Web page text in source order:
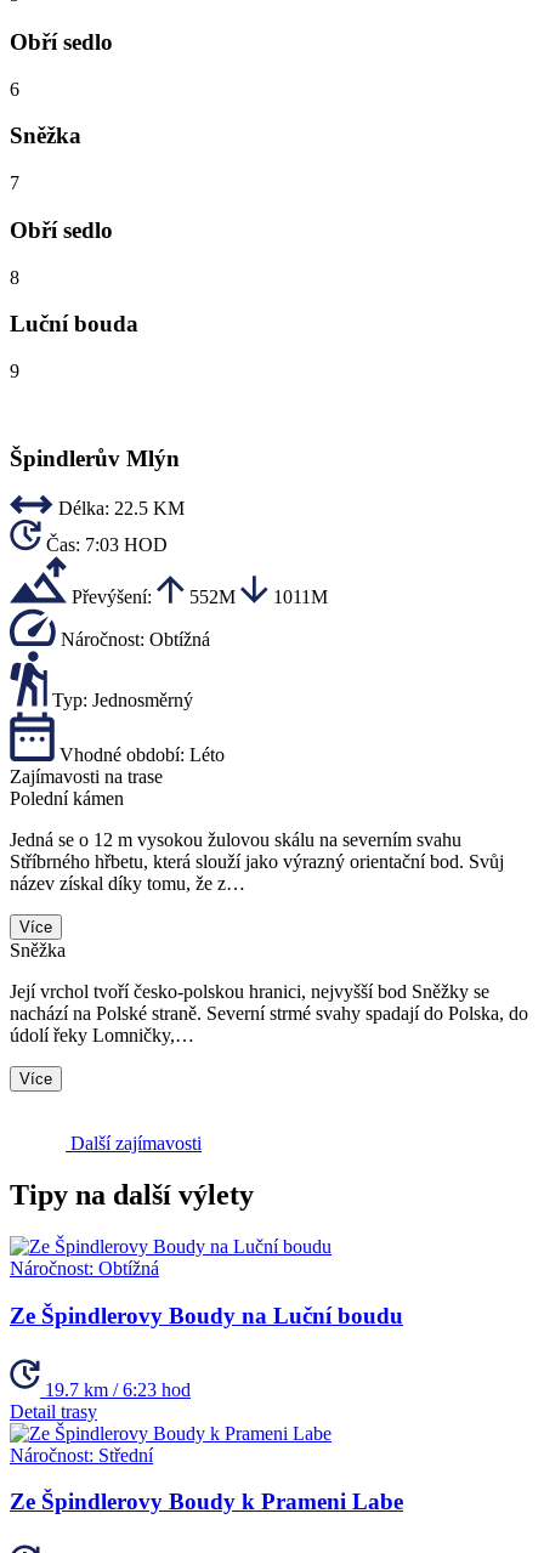
Obří sedlo
6
Sněžka
7
Obří sedlo
8
Luční bouda
9
Špindlerův Mlýn
Délka: 22.5 KM
Čas: 7:03 HOD
Převýšení: 552M 1011M
Náročnost: Obtížná
Typ: Jednosměrný
Vhodné období: Léto
Zajímavosti na trase
Polední kámen
Jedná se o 12 m vysokou žulovou skálu na severním svahu
Stříbrného hřbetu, která slouží jako výrazný orientační bod. Svůj
název získal díky tomu, že z…
Více
Sněžka
Její vrchol tvoří česko-polskou hranici, nejvyšší bod Sněžky se
nachází na Polské straně. Severní strmé svahy spadají do Polska, do
údolí řeky Lomničky,…
Více
Další zajímavosti
Tipy na další výlety
Náročnost: Obtížná
Ze Špindlerovy Boudy na Luční boudu
19.7 km / 6:23 hod
Detail trasy
Náročnost: Střední
Ze Špindlerovy Boudy k Prameni Labe